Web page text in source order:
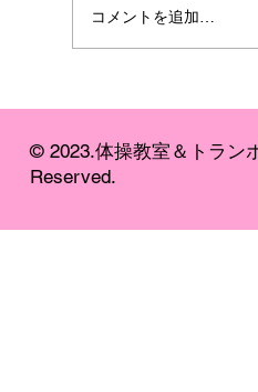
コメントを追加…
© 2023.​体操教室＆トラン
Reserved.